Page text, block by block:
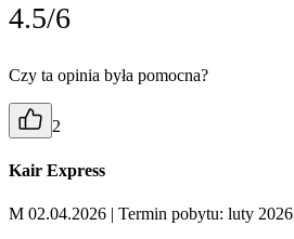
4.5/6
Czy ta opinia była pomocna?
2
Kair Express
M 02.04.2026 | Termin pobytu: luty 2026